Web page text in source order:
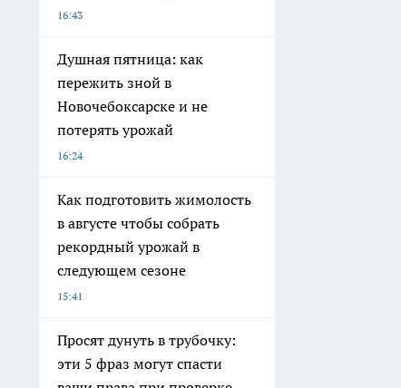
16:43
Душная пятница: как
пережить зной в
Новочебоксарске и не
потерять урожай
16:24
Как подготовить жимолость
в августе чтобы собрать
рекордный урожай в
следующем сезоне
15:41
Просят дунуть в трубочку:
эти 5 фраз могут спасти